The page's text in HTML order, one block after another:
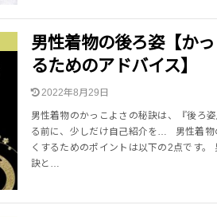
男性着物の後ろ姿【か
るためのアドバイス】
2022年8月29日
男性着物のかっこよさの秘訣は、『後ろ
る前に、少しだけ自己紹介を… 男性着物
くするためのポイントは以下の2点です。
訣と…